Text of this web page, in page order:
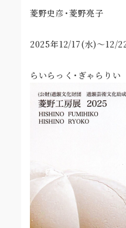
菱野史彦･菱野亮子
2025年12/17(水)～12/
らいらっく･ぎゃらりい